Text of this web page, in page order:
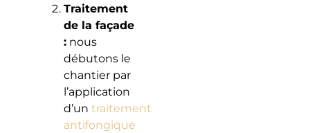
Traitement
de la façade
:nous
débutons le
chantier par
l’application
d’un traitement
antifongique